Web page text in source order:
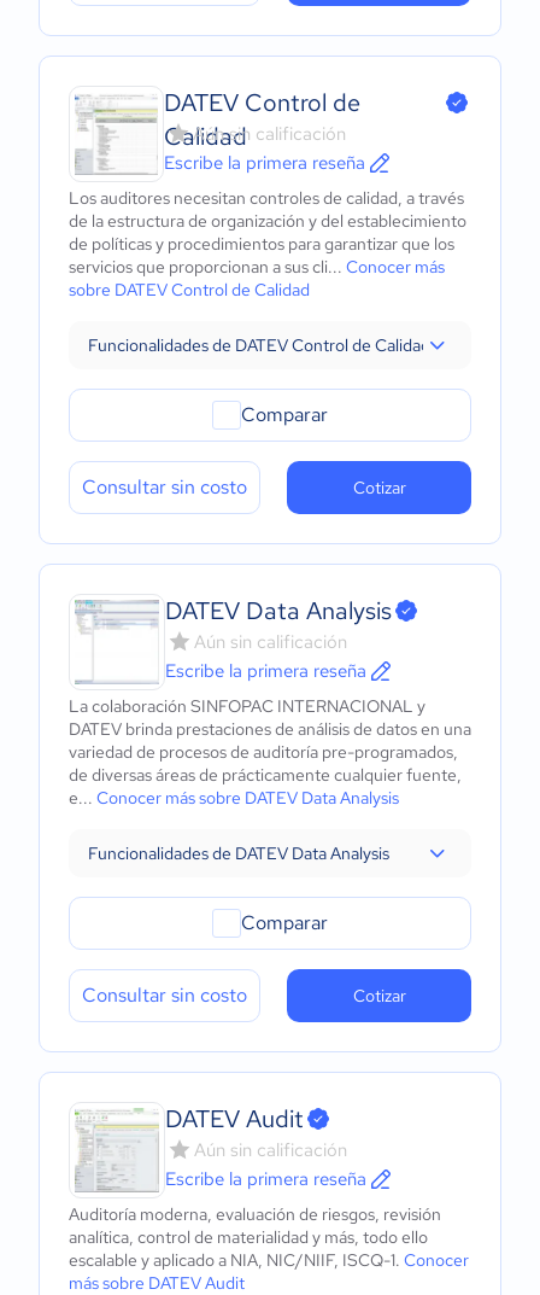
DATEV Control de
Calidad
Aún sin calificación
Escribe la primera reseña
Los auditores necesitan controles de calidad, a través
de la estructura de organización y del establecimiento
de políticas y procedimientos para garantizar que los
servicios que proporcionan a sus cli... Conocer más
sobre DATEV Control de Calidad
Funcionalidades de DATEV Control de Calidad
Comparar
Consultar sin costo Cotizar
DATEV Data Analysis
Aún sin calificación
Escribe la primera reseña
La colaboración SINFOPAC INTERNACIONAL y
DATEV brinda prestaciones de análisis de datos en una
variedad de procesos de auditoría pre-programados,
de diversas áreas de prácticamente cualquier fuente,
e... Conocer más sobre DATEV Data Analysis
Funcionalidades de DATEV Data Analysis
Comparar
Consultar sin costo Cotizar
DATEV Audit
Aún sin calificación
Escribe la primera reseña
Auditoría moderna, evaluación de riesgos, revisión
analítica, control de materialidad y más, todo ello
escalable y aplicado a NIA, NIC/NIIF, ISCQ-1. Conocer
más sobre DATEV Audit